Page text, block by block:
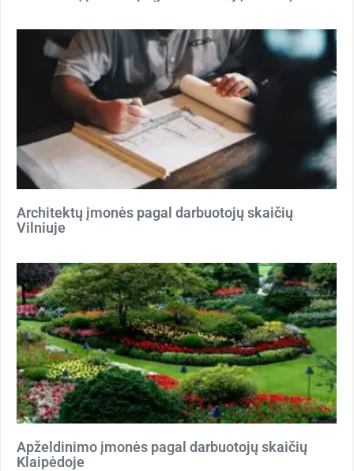
Architektų įmonės pagal darbuotojų skaičių
Vilniuje
Apželdinimo įmonės pagal darbuotojų skaičių
Klaipėdoje